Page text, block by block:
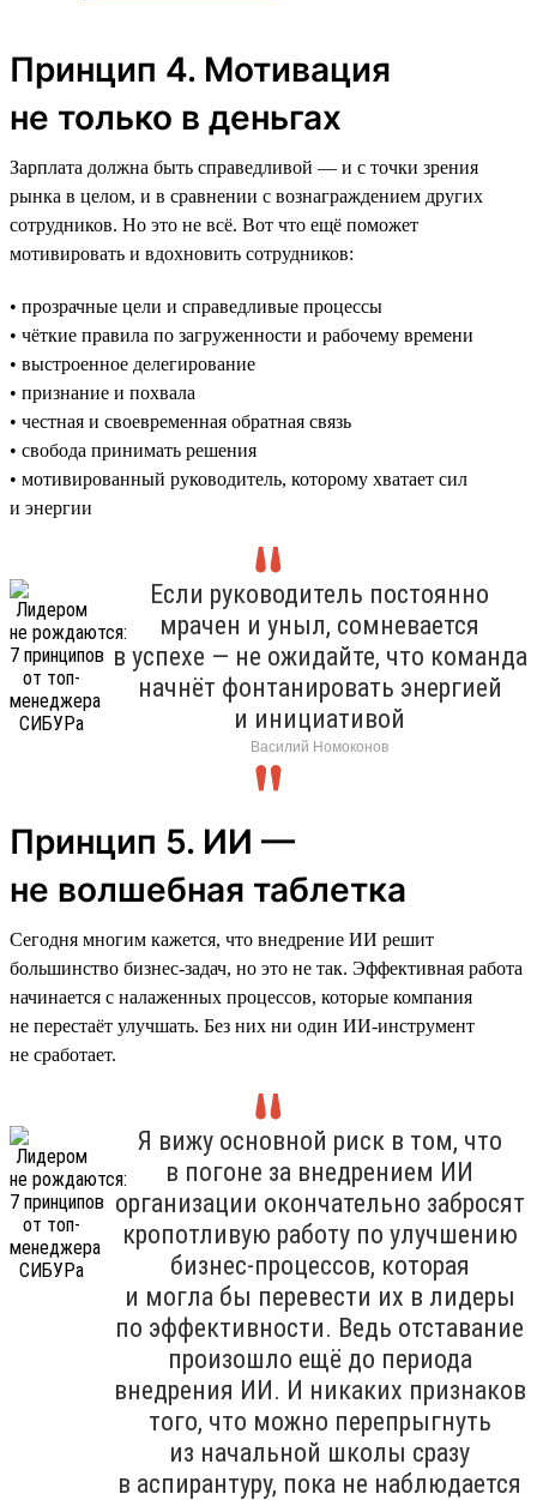
Принцип 4. Мотивация
не только в деньгах
Зарплата должна быть справедливой — и с точки зрения
рынка в целом, и в сравнении с вознаграждением других
сотрудников. Но это не всё. Вот что ещё поможет
мотивировать и вдохновить сотрудников:
• прозрачные цели и справедливые процессы
• чёткие правила по загруженности и рабочему времени
• выстроенное делегирование
• признание и похвала
• честная и своевременная обратная связь
• свобода принимать решения
• мотивированный руководитель, которому хватает сил
и энергии
Если руководитель постоянно
мрачен и уныл, сомневается
в успехе — не ожидайте, что команда
начнёт фонтанировать энергией
и инициативой
Василий Номоконов
Принцип 5. ИИ —
не волшебная таблетка
Сегодня многим кажется, что внедрение ИИ решит
большинство бизнес-задач, но это не так. Эффективная работа
начинается с налаженных процессов, которые компания
не перестаёт улучшать. Без них ни один ИИ-инструмент
не сработает.
Я вижу основной риск в том, что
в погоне за внедрением ИИ
организации окончательно забросят
кропотливую работу по улучшению
бизнес-процессов, которая
и могла бы перевести их в лидеры
по эффективности. Ведь отставание
произошло ещё до периода
внедрения ИИ. И никаких признаков
того, что можно перепрыгнуть
из начальной школы сразу
в аспирантуру, пока не наблюдается